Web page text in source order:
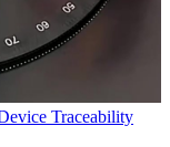
Traceability